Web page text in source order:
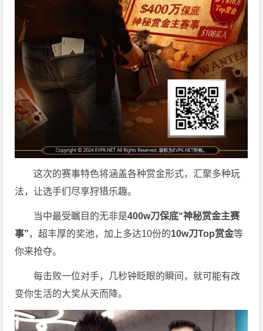
这次的赛事特色将涵盖各种赏金形式，汇聚多种玩
法，让选手们尽享狩猎乐趣。
当中最受瞩目的无非是400w刀保底“神秘赏金主赛
事”，超丰厚的奖池，加上多达10份的10w刀Top赏金等
你来抢夺。
每击败一位对手，几秒钟眨眼的瞬间，就可能有改
变你生活的大奖从天而降。